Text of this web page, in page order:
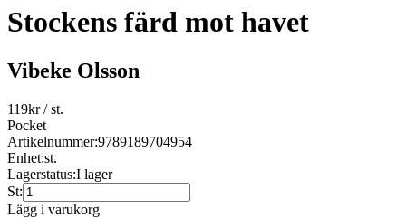
Stockens färd mot havet
Vibeke Olsson
119kr/ st.
Pocket
Artikelnummer:9789189704954
Enhet:st.
Lagerstatus:I lager
St:
Lägg i varukorg